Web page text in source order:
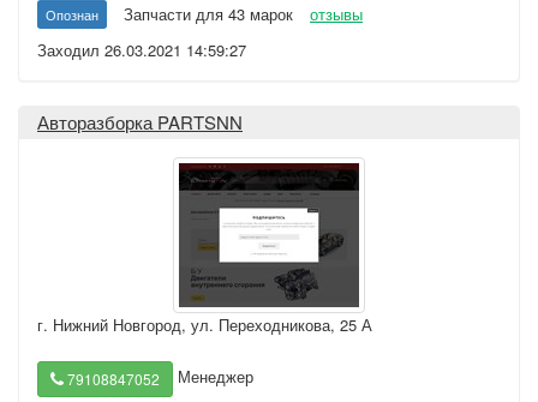
Опознан Запчасти для 43 марок
отзывы
Заходил 26.03.2021 14:59:27
Авторазборка PARTSNN
г. Нижний Новгород, ул. Переходникова, 25 А
79108847052 Менеджер